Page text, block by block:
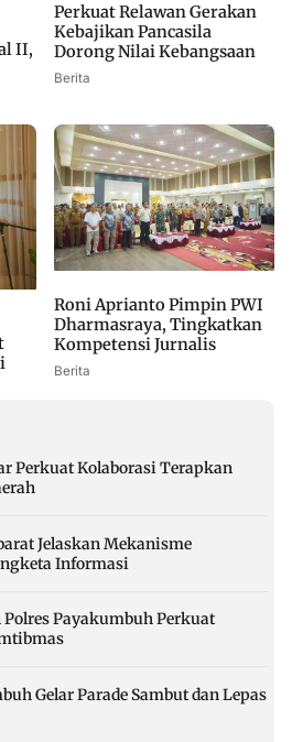
II,
Perkuat Relawan Gerakan
Kebajikan Pancasila
Dorong Nilai Kebangsaan
Berita
Roni Aprianto Pimpin PWI
Dharmasraya, Tingkatkan
Kompetensi Jurnalis
Berita
Perkuat Kolaborasi Terapkan
Jelaskan Mekanisme
Informasi
Payakumbuh Perkuat
Gelar Parade Sambut dan Lepas